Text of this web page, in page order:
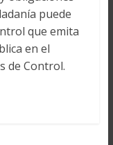
puede
que emita
en el
de Control.